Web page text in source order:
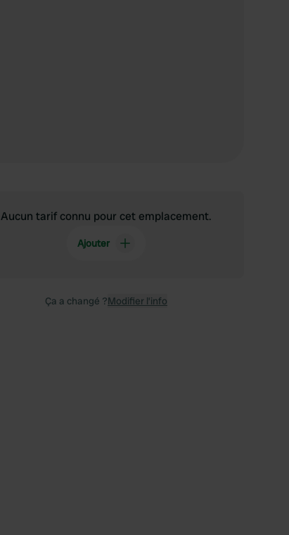
Aucun tarif connu pour cet emplacement.
Ajouter
Ça a changé ?Modifier l’info